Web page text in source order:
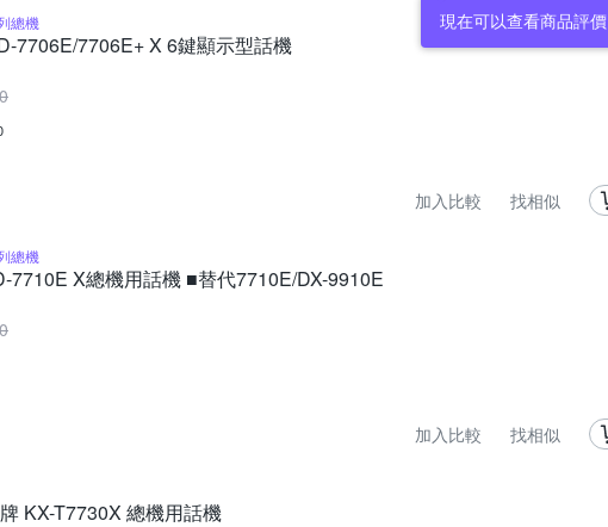
現在可以查看商品評價
總機
7706E/7706E+ X 6鍵顯示型話機
加入比較 找相似
總機
7710E X總機用話機 ■替代7710E/DX-9910E
加入比較 找相似
KX-T7730X 總機用話機